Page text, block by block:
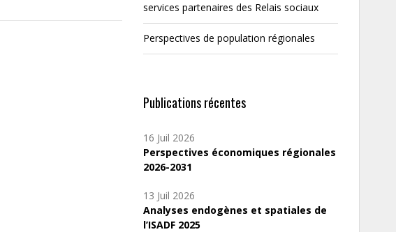
services partenaires des Relais sociaux
Perspectives de population régionales
Publications récentes
16 Juil 2026
Perspectives économiques régionales
2026-2031
13 Juil 2026
Analyses endogènes et spatiales de
l’ISADF 2025